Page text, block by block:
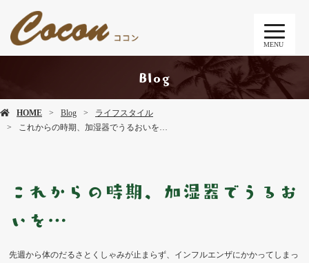
MENU
Blog
HOME Blog
ライフスタイル
これからの時期、加湿器でうるおいを…
これからの時期、加湿器でうるお
いを…
先週から体のだるさとくしゃみが止まらず、インフルエンザにかかってしまっ